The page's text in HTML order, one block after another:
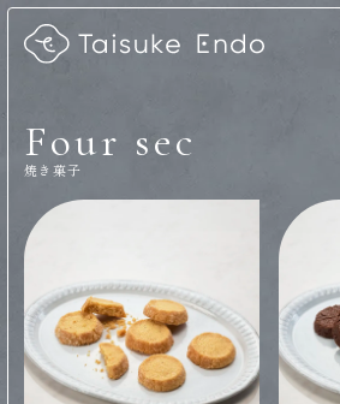
Four sec
焼き菓子